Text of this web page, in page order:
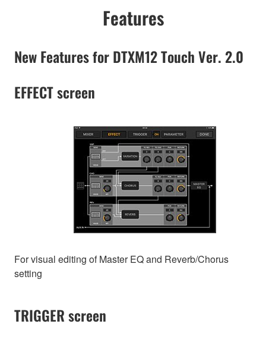
Features
New Features for DTXM12 Touch Ver. 2.0
EFFECT screen
For visual editing of Master EQ and Reverb/Chorus
setting
TRIGGER screen